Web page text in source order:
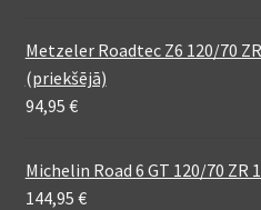
Metzeler Roadtec Z6 120/70
(priekšējā)
94,95 €
Michelin Road 6 GT 120/70 ZR
144,95 €